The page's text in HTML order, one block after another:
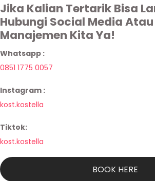
Jika Kalian Tertarik Bisa
Hubungi Social Media
Manajemen Kita Ya!
Whatsapp :
0851 1775 0057
Instagram :
kost.kostella
Tiktok:
kost.kostella
BOOK HERE